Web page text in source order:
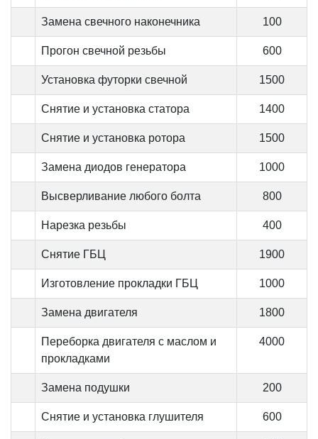
Замена свечного наконечника 100
Прогон свечной резьбы 600
Установка футорки свечной 1500
Снятие и установка статора 1400
Снятие и установка ротора 1500
Замена диодов генератора 1000
Высверливание любого болта 800
Нарезка резьбы 400
Снятие ГБЦ 1900
Изготовление прокладки ГБЦ 1000
Замена двигателя 1800
Переборка двигателя с маслом и
прокладками
4000
Замена подушки 200
Снятие и установка глушителя 600